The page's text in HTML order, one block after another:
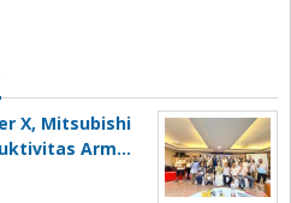
X, Mitsubishi
Arm…